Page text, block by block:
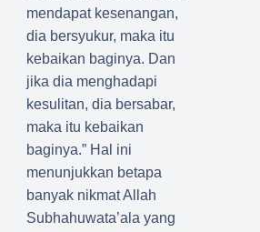
mendapat kesenangan,
dia bersyukur, maka itu
kebaikan baginya. Dan
jika dia menghadapi
kesulitan, dia bersabar,
maka itu kebaikan
baginya.” Hal ini
menunjukkan betapa
banyak nikmat Allah
Subhahuwata’ala yang